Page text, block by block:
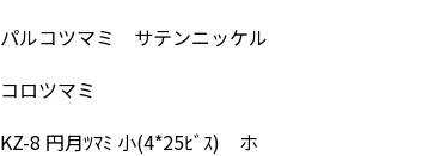
パルコツマミ サテンニッケル
コロツマミ
KZ-8 円月ﾂﾏﾐ 小(4*25ﾋﾞｽ) ホ